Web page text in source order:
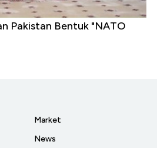
Pakistan Bentuk "NATO
Market
News